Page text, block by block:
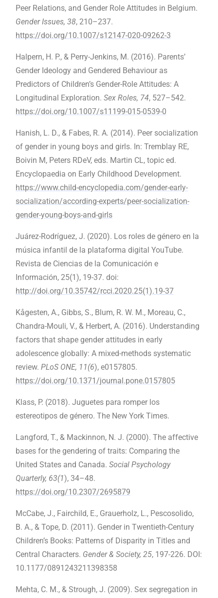
Peer Relations, and Gender Role Attitudes in Belgium.
Gender Issues, 38, 210–237.
https://doi.org/10.1007/s12147-020-09262-3
Halpern, H. P., & Perry-Jenkins, M. (2016). Parents’
Gender Ideology and Gendered Behaviour as
Predictors of Children’s Gender-Role Attitudes: A
Longitudinal Exploration. Sex Roles, 74, 527–542.
https://doi.org/10.1007/s11199-015-0539-0
Hanish, L. D., & Fabes, R. A. (2014). Peer socialization
of gender in young boys and girls. In: Tremblay RE,
Boivin M, Peters RDeV, eds. Martin CL, topic ed.
Encyclopaedia on Early Childhood Development.
https://www.child-encyclopedia.com/gender-early-
socialization/according-experts/peer-socialization-
gender-young-boys-and-girls
Juárez-Rodríguez, J. (2020). Los roles de género en la
música infantil de la plataforma digital YouTube.
Revista de Ciencias de la Comunicación e
Información, 25(1), 19-37. doi:
http://doi.org/10.35742/rcci.2020.25(1).19-37
Kågesten, A., Gibbs, S., Blum, R. W. M., Moreau, C.,
Chandra-Mouli, V., & Herbert, A. (2016). Understanding
factors that shape gender attitudes in early
adolescence globally: A mixed-methods systematic
review. PLoS ONE, 11(6), e0157805.
https://doi.org/10.1371/journal.pone.0157805
Klass, P. (2018). Juguetes para romper los
estereotipos de género. The New York Times.
Langford, T., & Mackinnon, N. J. (2000). The affective
bases for the gendering of traits: Comparing the
United States and Canada. Social Psychology
Quarterly, 63(1), 34–48.
https://doi.org/10.2307/2695879
McCabe, J., Fairchild, E., Grauerholz, L., Pescosolido,
B. A., & Tope, D. (2011). Gender in Twentieth-Century
Children’s Books: Patterns of Disparity in Titles and
Central Characters. Gender & Society, 25, 197-226. DOI:
10.1177/0891243211398358
Mehta, C. M., & Strough, J. (2009). Sex segregation in